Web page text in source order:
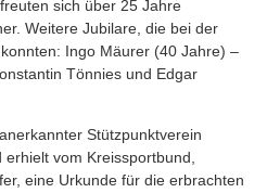
freuten sich über 25 Jahre
Weitere Jubilare, die bei der
Ingo Mäurer (40 Jahre) –
Tönnies und Edgar
Stützpunktverein
erhielt vom Kreissportbund,
eine Urkunde für die erbrachten